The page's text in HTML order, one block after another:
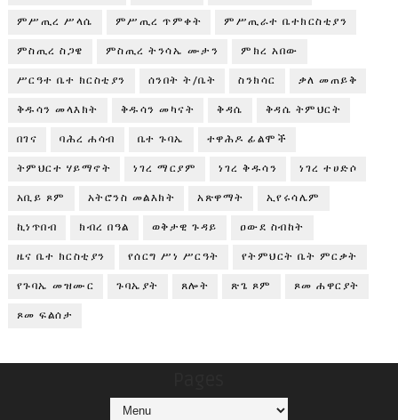
ምሥጢረ ሥላሴ ምሥጢረ ጥምቀት ምሥጢራተ ቤተክርስቲያን
ምስጢረ ስጋዌ ምስጢረ ትንሳኤ ሙታን ምክረ አበው
ሥርዓተ ቤተ ክርስቲያን ሰንበት ት/ቤት ስንክሳር ቃለ መጠይቅ
ቅዱሳን መላእክት ቅዱሳን መካናት ቅዳሴ ቅዳሴ ትምህርት
በገና ባሕረ ሐሳብ ቤተ ጉባኤ ተዋሕዶ ፊልሞች
ትምህርተ ሃይማኖት ነገረ ማርያም ነገረ ቅዱሳን ነገረ ተሀድሶ
አቢይ ጾም አትሮንስ መልእክት አጽዋማት ኢየሩሳሌም
ኪነጥበብ ክብረ በዓል ወቅታዊ ጉዳይ ዐውደ ስብከት
ዜና ቤተ ክርስቲያን የሰርግ ሥነ ሥርዓት የትምህርት ቤት ምርቃት
የጉባኤ መዝሙር ጉባኤያት ጸሎት ጽጌ ጾም ጾመ ሐዋርያት
ጾመ ፍልሰታ